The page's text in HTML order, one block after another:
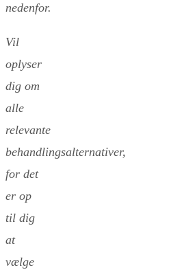
nedenfor.
Vil
oplyser
dig om
alle
relevante
behandlingsalternativer,
for det
er op
til dig
at
vælge